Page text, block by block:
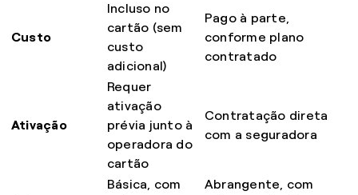
Custo
Incluso no
cartão (sem
custo
adicional)
Pago à parte,
conforme plano
contratado
Ativação
Requer
ativação
prévia junto à
operadora do
cartão
Contratação direta
com a seguradora
Básica, com
Abrangente, com